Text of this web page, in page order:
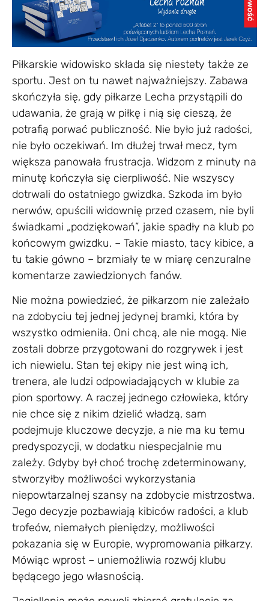
Piłkarskie widowisko składa się niestety także ze
sportu. Jest on tu nawet najważniejszy. Zabawa
skończyła się, gdy piłkarze Lecha przystąpili do
udawania, że grają w piłkę i nią się cieszą, że
potrafią porwać publiczność. Nie było już radości,
nie było oczekiwań. Im dłużej trwał mecz, tym
większa panowała frustracja. Widzom z minuty na
minutę kończyła się cierpliwość. Nie wszyscy
dotrwali do ostatniego gwizdka. Szkoda im było
nerwów, opuścili widownię przed czasem, nie byli
świadkami „podziękowań”, jakie spadły na klub po
końcowym gwizdku. – Takie miasto, tacy kibice, a
tu takie gówno – brzmiały te w miarę cenzuralne
komentarze zawiedzionych fanów.
Nie można powiedzieć, że piłkarzom nie zależało
na zdobyciu tej jednej jedynej bramki, która by
wszystko odmieniła. Oni chcą, ale nie mogą. Nie
zostali dobrze przygotowani do rozgrywek i jest
ich niewielu. Stan tej ekipy nie jest winą ich,
trenera, ale ludzi odpowiadających w klubie za
pion sportowy. A raczej jednego człowieka, który
nie chce się z nikim dzielić władzą, sam
podejmuje kluczowe decyzje, a nie ma ku temu
predyspozycji, w dodatku niespecjalnie mu
zależy. Gdyby był choć trochę zdeterminowany,
stworzyłby możliwości wykorzystania
niepowtarzalnej szansy na zdobycie mistrzostwa.
Jego decyzje pozbawiają kibiców radości, a klub
trofeów, niemałych pieniędzy, możliwości
pokazania się w Europie, wypromowania piłkarzy.
Mówiąc wprost – uniemożliwia rozwój klubu
będącego jego własnością.